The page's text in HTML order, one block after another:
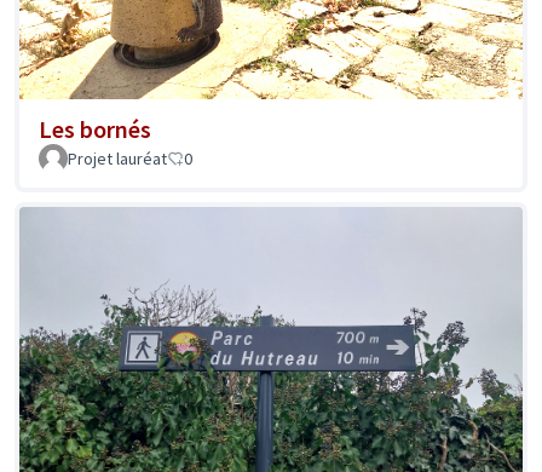
Les bornés
Projet lauréat 0